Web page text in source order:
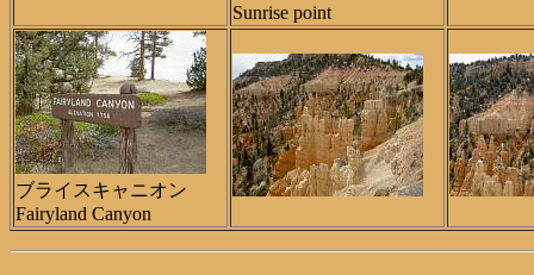
Sunrise point
ブライスキャニオン
Fairyland Canyon